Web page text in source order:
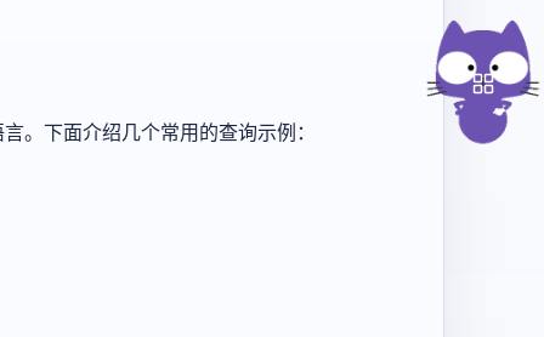
下面介绍几个常用的查询示例：